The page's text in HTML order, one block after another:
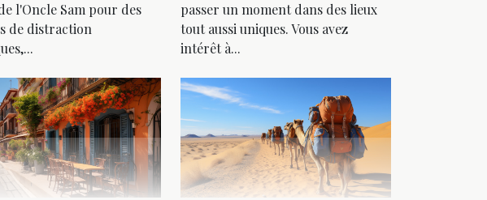
l'Oncle Sam pour des
de distraction
passer un moment dans des lieux
tout aussi uniques. Vous avez
intérêt à...